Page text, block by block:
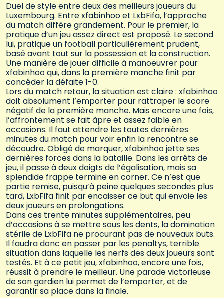
Duel de style entre deux des meilleurs joueurs du
Luxembourg. Entre xfabinhoo et LxbFifa, l’approche
du match diffère grandement. Pour le premier, la
pratique d’un jeu assez direct est proposé. Le second
lui, pratique un football particulièrement prudent,
basé avant tout sur la possession et la construction.
Une manière de jouer difficile à manoeuvrer pour
xfabinhoo qui, dans la première manche finit par
concéder la défaite 1-0.
Lors du match retour, la situation est claire : xfabinhoo
doit absolument l’emporter pour rattraper le score
négatif de la première manche. Mais encore une fois,
l’affrontement se fait âpre et assez faible en
occasions. Il faut attendre les toutes dernières
minutes du match pour voir enfin la rencontre se
découdre. Obligé de marquer, xfabinhoo jette ses
dernières forces dans la bataille. Dans les arrêts de
jeu, il passe à deux doigts de l’égalisation, mais sa
splendide frappe termine en corner. Ce n’est que
partie remise, puisqu’à peine quelques secondes plus
tard, LxbFifa finit par encaisser ce but qui envoie les
deux joueurs en prolongations.
Dans ces trente minutes supplémentaires, peu
d’occasions à se mettre sous les dents, la domination
stérile de LxbFifa ne procurant pas de nouveaux buts.
Il faudra donc en passer par les penaltys, terrible
situation dans laquelle les nerfs des deux joueurs sont
testés. Et à ce petit jeu, xfabinhoo, encore une fois,
réussit à prendre le meilleur. Une parade victorieuse
de son gardien lui permet de l’emporter, et de
garantir sa place dans la finale.